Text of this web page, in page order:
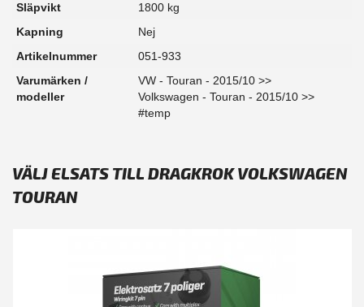
Släpvikt
1800 kg
Kapning
Nej
Artikelnummer
051-933
Varumärken /
modeller
VW - Touran - 2015/10 >>
Volkswagen - Touran - 2015/10 >>
#temp
VÄLJ ELSATS TILL DRAGKROK VOLKSWAGEN
TOURAN